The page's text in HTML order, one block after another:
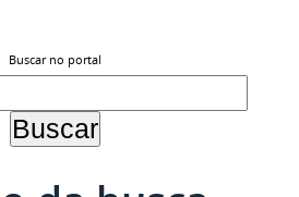
Buscar no portal